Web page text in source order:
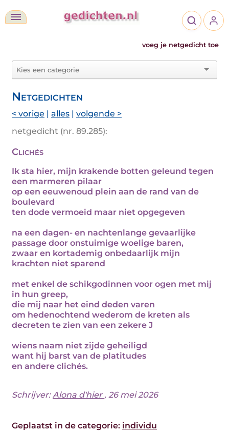
voeg je netgedicht toe
Netgedichten
< vorige | alles | volgende >
netgedicht (nr. 89.285):
Clichés
Ik sta hier, mijn krakende botten geleund tegen
een marmeren pilaar
op een eeuwenoud plein aan de rand van de
boulevard
ten dode vermoeid maar niet opgegeven
na een dagen- en nachtenlange gevaarlijke
passage door onstuimige woelige baren,
zwaar en kortademig onbedaarlijk mijn
krachten niet sparend
met enkel de schikgodinnen voor ogen met mij
in hun greep,
die mij naar het eind deden varen
om hedenochtend wederom de kreten als
decreten te zien van een zekere J
wiens naam niet zijde geheiligd
want hij barst van de platitudes
en andere clichés.
Schrijver:Alona d'hier , 26 mei 2026
Geplaatst in de categorie: individu